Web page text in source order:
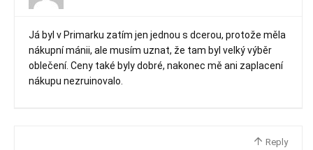
Já byl v Primarku zatím jen jednou s dcerou, protože měla
nákupní mánii, ale musím uznat, že tam byl velký výběr
oblečení. Ceny také byly dobré, nakonec mě ani zaplacení
nákupu nezruinovalo.
Reply